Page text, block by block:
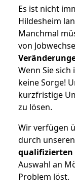
Es ist nicht
Hildesheim
Manchmal
von
Wenn Sie
keine Sorge!
kurzfristige
zu lösen.
Wir verfügen
durch
qualifizierten
Auswahl an
Problem löst.